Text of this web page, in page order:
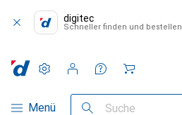
digitec
Schneller finden und bestellen
Navigation nach Kategorien
Menü Suche
Einstellungen
Kundenkonto
Vergleichslisten
Merklisten
Warenkorb